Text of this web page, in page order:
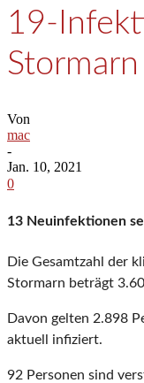
19-
Stormarn
Von
mac
-
Jan. 10, 2021
0
13 Neuinfektionen
Die Gesamtzahl der
Stormarn beträgt
Davon gelten 2.898
aktuell infiziert.
92 Personen sind